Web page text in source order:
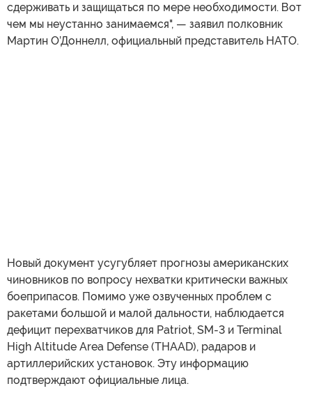
сдерживать и защищаться по мере необходимости. Вот
чем мы неустанно занимаемся", — заявил полковник
Мартин О’Доннелл, официальный представитель НАТО.
Новый документ усугубляет прогнозы американских
чиновников по вопросу нехватки критически важных
боеприпасов. Помимо уже озвученных проблем с
ракетами большой и малой дальности, наблюдается
дефицит перехватчиков для Patriot, SM-3 и Terminal
High Altitude Area Defense (THAAD), радаров и
артиллерийских установок. Эту информацию
подтверждают официальные лица.